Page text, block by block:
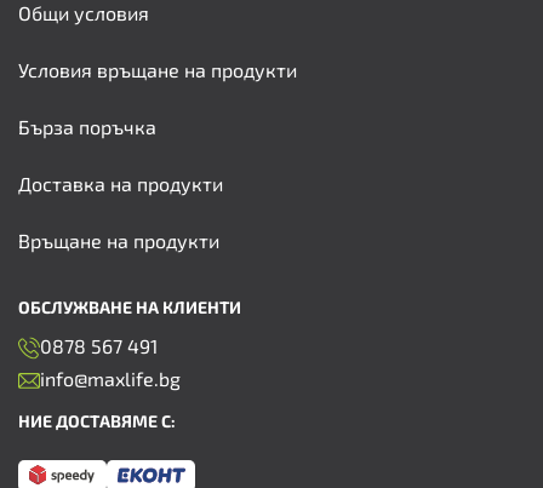
Общи условия
Условия връщане на продукти
Бърза поръчка
Доставка на продукти
Връщане на продукти
ОБСЛУЖВАНЕ НА КЛИЕНТИ
0878 567 491
info@maxlife.bg
НИЕ ДОСТАВЯМЕ С: